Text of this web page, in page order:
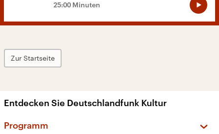
25:00 Minuten
Zur Startseite
Entdecken Sie Deutschlandfunk Kultur
Programm